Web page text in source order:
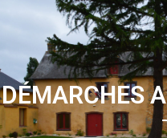
DÉMARCHES